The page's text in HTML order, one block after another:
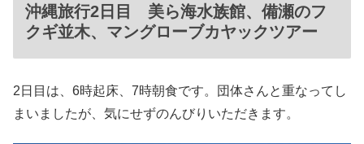
沖縄旅行2日目 美ら海水族館、備瀬のフ
クギ並木、マングローブカヤックツアー
2日目は、6時起床、7時朝食です。団体さんと重なってし
まいましたが、気にせずのんびりいただきます。